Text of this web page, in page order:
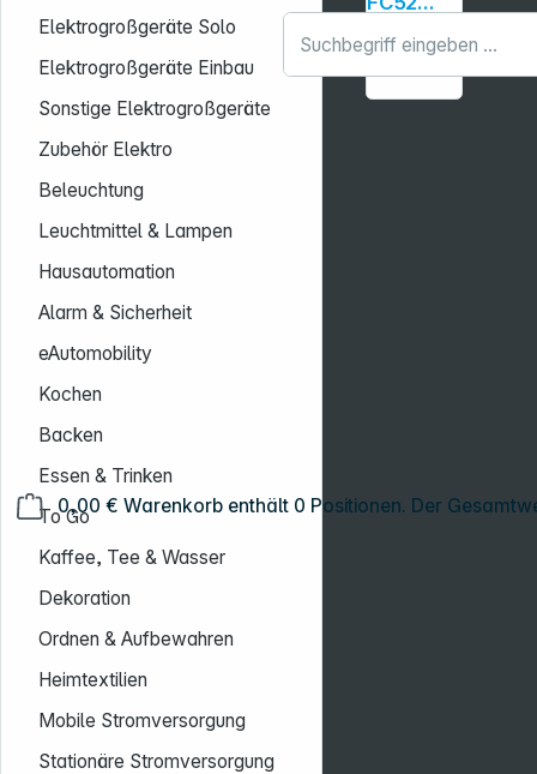
0,00 € Warenkorb enthält 0 Positionen. Der
Elektrogroßgeräte Solo
Elektrogroßgeräte Einbau
Sonstige Elektrogroßgeräte
Zubehör Elektro
Beleuchtung
Leuchtmittel & Lampen
Hausautomation
Alarm & Sicherheit
eAutomobility
Kochen
Backen
Essen & Trinken
To Go
Kaffee, Tee & Wasser
Dekoration
Ordnen & Aufbewahren
Heimtextilien
Mobile Stromversorgung
Stationäre Stromversorgung
Gesichts
Artikel-
Nr.:
155796